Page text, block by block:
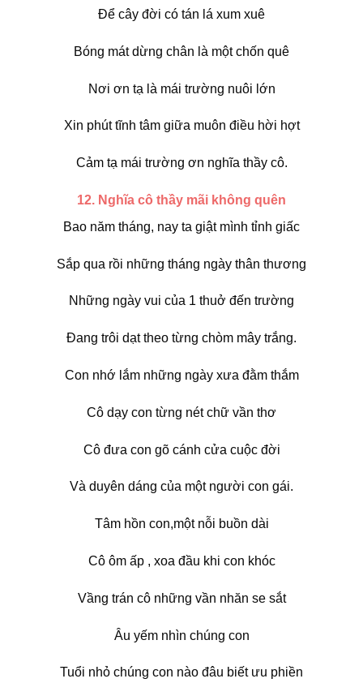
Để cây đời có tán lá xum xuê
Bóng mát dừng chân là một chốn quê
Nơi ơn tạ là mái trường nuôi lớn
Xin phút tĩnh tâm giữa muôn điều hời hợt
Cảm tạ mái trường ơn nghĩa thầy cô.
12. Nghĩa cô thầy mãi không quên
Bao năm tháng, nay ta giật mình tỉnh giấc
Sắp qua rồi những tháng ngày thân thương
Những ngày vui của 1 thuở đến trường
Đang trôi dạt theo từng chòm mây trắng.
Con nhớ lắm những ngày xưa đằm thắm
Cô dạy con từng nét chữ vần thơ
Cô đưa con gõ cánh cửa cuộc đời
Và duyên dáng của một người con gái.
Tâm hồn con,một nỗi buồn dài
Cô ôm ấp , xoa đầu khi con khóc
Vầng trán cô những vần nhăn se sắt
Âu yếm nhìn chúng con
Tuổi nhỏ chúng con nào đâu biết ưu phiền